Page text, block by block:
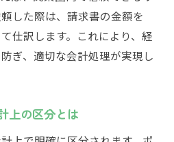
した際は、請求書の金額を
仕訳します。これにより、経
ぎ、適切な会計処理が実現し
上の区分とは